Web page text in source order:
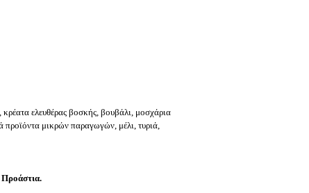
ελευθέρας βοσκής, βουβάλι, μοσχάρια
μικρών παραγωγών, μέλι, τυριά,